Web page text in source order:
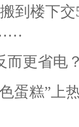
到楼下
而更省电
蛋糕”上